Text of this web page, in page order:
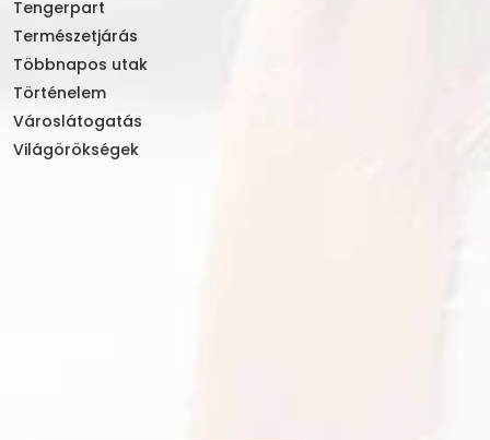
Tengerpart
Természetjárás
Többnapos utak
Történelem
Városlátogatás
Világörökségek